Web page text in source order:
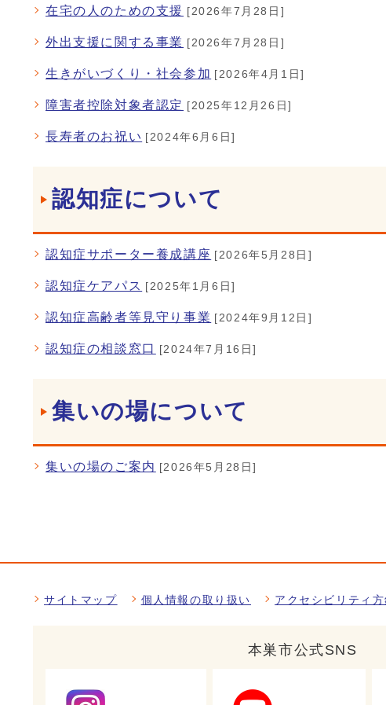
在宅の人のための支援 [2026年7月28日]
外出支援に関する事業 [2026年7月28日]
生きがいづくり・社会参加 [2026年4月1日]
障害者控除対象者認定 [2025年12月26日]
長寿者のお祝い [2024年6月6日]
認知症について
認知症サポーター養成講座 [2026年5月28日]
認知症ケアパス [2025年1月6日]
認知症高齢者等見守り事業 [2024年9月12日]
認知症の相談窓口 [2024年7月16日]
集いの場について
集いの場のご案内 [2026年5月28日]
サイトマップ 個人情報の取り扱い アクセシビリティ方
本巣市公式SNS